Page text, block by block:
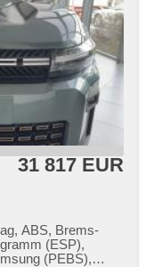
Ausziehbare
31 817 EUR
ABS, Brems-
(ESP),
(PEBS),